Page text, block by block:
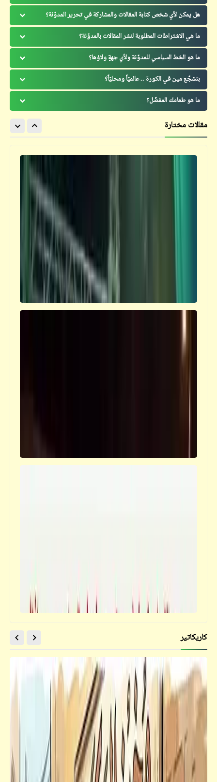
هل يمكن لأي شخص كتابة المقالات والمشاركة في تحرير المدوّنة؟
ما هي الاشتراطات المطلوبة لنشر المقالات بالمدوّنة؟
ما هو الخط السياسي للمدوّنة ولأي جهةٍ ولاؤها؟
بتشجّع مين في الكورة .. عالميّاً ومحليّاً؟
ما هو طعامك المفضّل؟
مقالات مختارة
كاريكاتير